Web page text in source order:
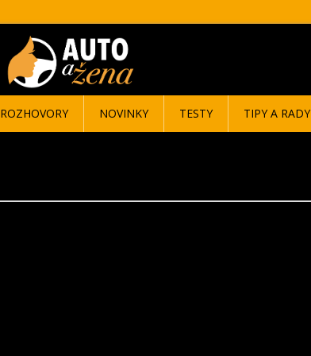
ROZHOVORY NOVINKY TESTY TIPY A RADY